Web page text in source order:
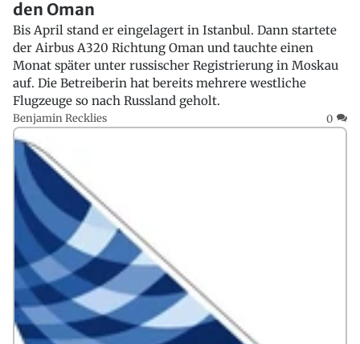
den Oman
Bis April stand er eingelagert in Istanbul. Dann startete
der Airbus A320 Richtung Oman und tauchte einen
Monat später unter russischer Registrierung in Moskau
auf. Die Betreiberin hat bereits mehrere westliche
Flugzeuge so nach Russland geholt.
Benjamin Recklies 0